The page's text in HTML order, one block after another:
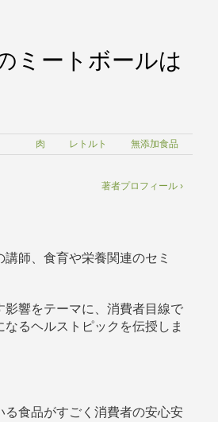
ミートボールは
肉 レトルト 無添加食品
著者プロフィール ›
師、食育や栄養関連のセミ
響をテーマに、消費者目線で
るヘルストピックを伝授しま
食品がすごく消費者の安心安